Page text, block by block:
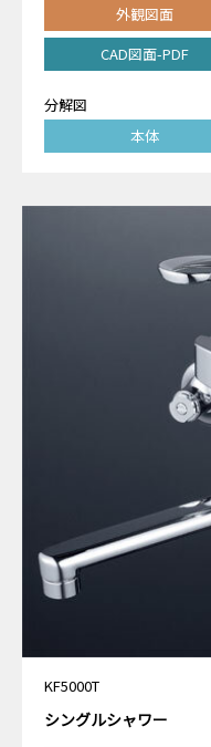
外観図面
CAD図面-PDF
分解図
本体
KF5000T
シングルシャワー